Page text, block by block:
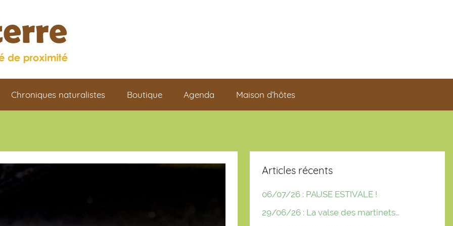
Chroniques naturalistes Boutique Agenda Maison d’hôtes
Articles récents
06/07/26 : PAUSE ESTIVALE !
29/06/26 : La valse des martinets…